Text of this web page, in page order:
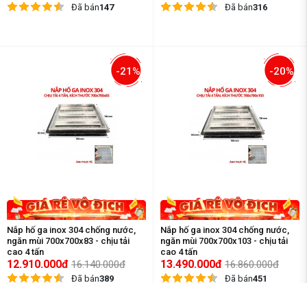
Đã bán147 Đã bán316
-21%
Nắp hố ga inox 304 chống nước,
ngăn mùi 700x700x83 - chịu tải
cao 4 tấn
12.910.000đ 16.140.000đ
Đã bán389
-20%
Nắp hố ga inox 304 chống nước,
ngăn mùi 700x700x103 - chịu tải
cao 4 tấn
13.490.000đ 16.860.000đ
Đã bán451